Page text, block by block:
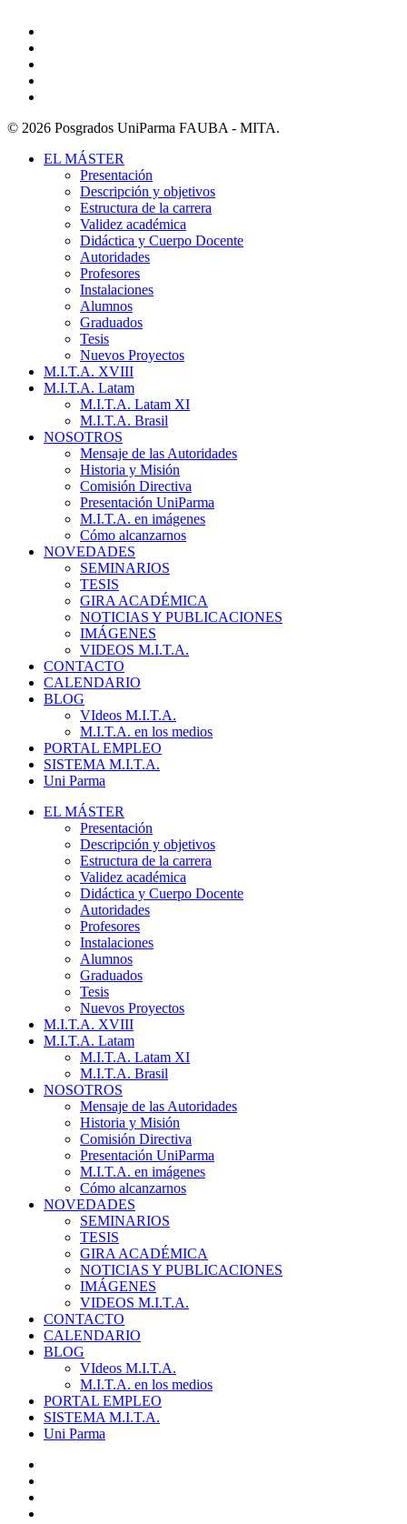
© 2026 Posgrados UniParma FAUBA - MITA.
Close
EL MÁSTER
Presentación
Descripción y objetivos
Estructura de la carrera
Validez académica
Didáctica y Cuerpo Docente
Autoridades
Profesores
Instalaciones
Alumnos
Graduados
Tesis
Nuevos Proyectos
M.I.T.A. XVIII
M.I.T.A. Latam
M.I.T.A. Latam XI
M.I.T.A. Brasil
NOSOTROS
Mensaje de las Autoridades
Historia y Misión
Comisión Directiva
Presentación UniParma
M.I.T.A. en imágenes
Cómo alcanzarnos
NOVEDADES
SEMINARIOS
TESIS
GIRA ACADÉMICA
NOTICIAS Y PUBLICACIONES
IMÁGENES
VIDEOS M.I.T.A.
CONTACTO
CALENDARIO
BLOG
VIdeos M.I.T.A.
M.I.T.A. en los medios
PORTAL EMPLEO
SISTEMA M.I.T.A.
Uni Parma
EL MÁSTER
Presentación
Descripción y objetivos
Estructura de la carrera
Validez académica
Didáctica y Cuerpo Docente
Autoridades
Profesores
Instalaciones
Alumnos
Graduados
Tesis
Nuevos Proyectos
M.I.T.A. XVIII
M.I.T.A. Latam
M.I.T.A. Latam XI
M.I.T.A. Brasil
NOSOTROS
Mensaje de las Autoridades
Historia y Misión
Comisión Directiva
Presentación UniParma
M.I.T.A. en imágenes
Cómo alcanzarnos
NOVEDADES
SEMINARIOS
TESIS
GIRA ACADÉMICA
NOTICIAS Y PUBLICACIONES
IMÁGENES
VIDEOS M.I.T.A.
CONTACTO
CALENDARIO
BLOG
VIdeos M.I.T.A.
M.I.T.A. en los medios
PORTAL EMPLEO
SISTEMA M.I.T.A.
Uni Parma